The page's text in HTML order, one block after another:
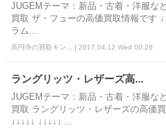
JUGEMテーマ：新品・古着・洋服な
買取 ザ・フューの高価買取情報です
ラム...
高円寺の買取キン... | 2017.04.12 Wed 00:26
ラングリッツ・レザーズ高...
JUGEMテーマ：新品・古着・洋服な
買取 ラングリッツ・レザーズの高価
↓↓↓↓↓ ↓↓↓↓↓ ...